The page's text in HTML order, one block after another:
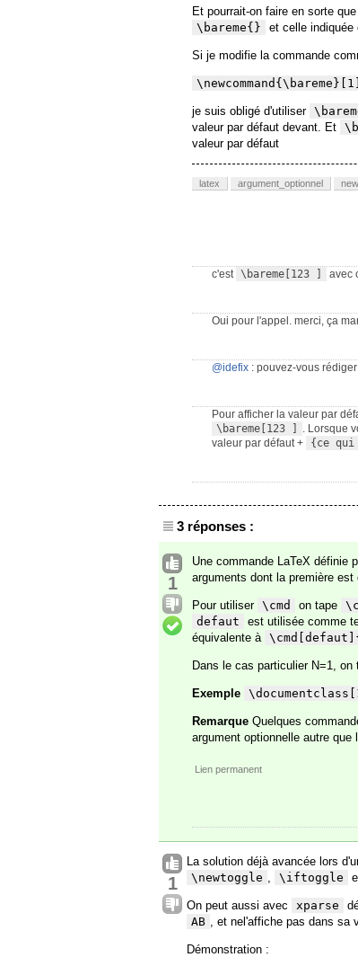
Et pourrait-on faire en sorte
\bareme{}
et celle indiquée
Si je modifie la commande
je suis obligé d'utiliser
valeur par défaut devant. Et
valeur par défaut
latex argument_optionnel
c'est \bareme[123 ] avec
Oui pour l'appel. merci, ça
@idefix : pouvez-vous
Pour afficher la valeur par
\bareme[123 ]
. Lorsque
valeur par défaut +
{ce qui
3 réponses :
1
Une commande LaTeX définie
arguments dont la première est
Pour utiliser \cmd on tape
defaut
est utilisée comme
équivalente à
Dans le cas particulier N=1, on
Exemple
Remarque Quelques
argument optionnelle autre
Lien permanent
1
La solution déjà avancée lors
\newtoggle , \iftoggle
On peut aussi avec xparse
AB , et nel'affiche pas dans sa
Démonstration :